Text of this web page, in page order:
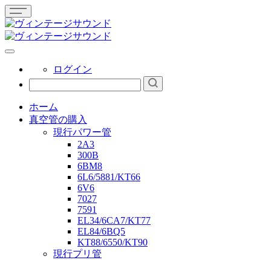
ログイン
ホーム
真空管の購入
現行パワー管
2A3
300B
6BM8
6L6/5881/KT66
6V6
7027
7591
EL34/6CA7/KT77
EL84/6BQ5
KT88/6550/KT90
現行プリ管